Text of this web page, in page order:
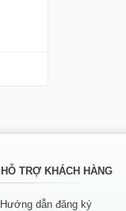
HỖ TRỢ KHÁCH HÀNG
Hướng dẫn đăng ký